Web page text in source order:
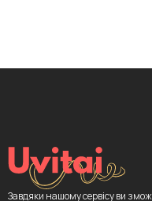
Завдяки нашому сервісу ви